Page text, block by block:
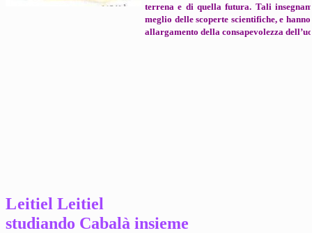
terrena e di quella futura. Tali
meglio delle scoperte scientifiche, e
allargamento della consapevolezza
Leitiel Leitiel
studiando Cabalà insieme